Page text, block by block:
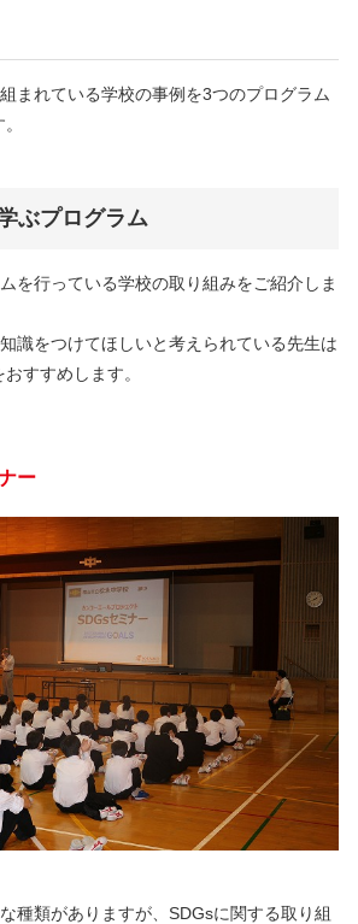
まれている学校の事例を3つのプログラム
ぶプログラム
を行っている学校の取り組みをご紹介しま
識をつけてほしいと考えられている先生は
すすめします。
ー​​​​​​
種類がありますが、SDGsに関する取り組